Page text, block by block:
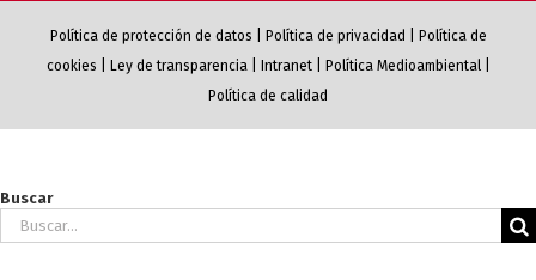
Política de protección de datos Política de privacidad
Política de
cookies
Ley de transparencia| Intranet| Política Medioambiental|
Política de calidad
Buscar
Buscar: